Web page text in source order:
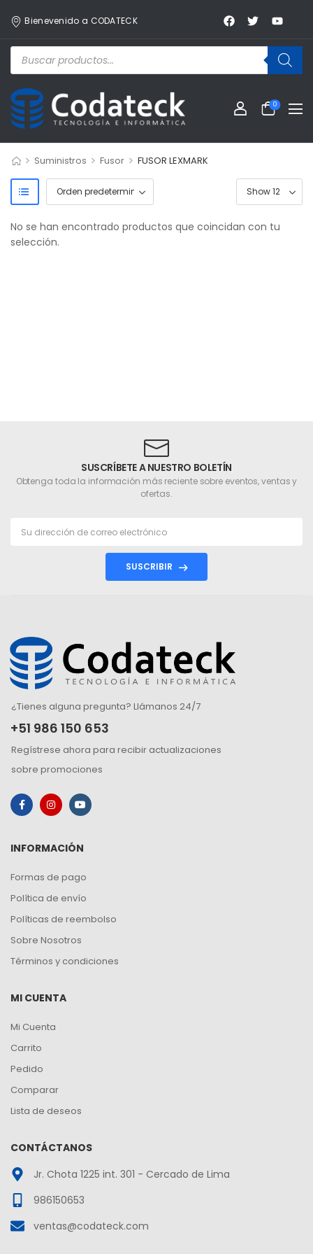
Bienevenido a CODATECK
0
> Suministros > Fusor > FUSOR LEXMARK
No se han encontrado productos que coincidan con tu
selección.
SUSCRÍBETE A NUESTRO BOLETÍN
Obtenga toda la información más reciente sobre eventos, ventas y
ofertas.
SUSCRIBIR
¿Tienes alguna pregunta? Llámanos 24/7
+51 986 150 653
Regístrese ahora para recibir actualizaciones
sobre promociones
INFORMACIÓN
Formas de pago
Política de envío
Políticas de reembolso
Sobre Nosotros
Términos y condiciones
MI CUENTA
Mi Cuenta
Carrito
Pedido
Comparar
Lista de deseos
CONTÁCTANOS
Jr. Chota 1225 int. 301 - Cercado de Lima
986150653
ventas@codateck.com